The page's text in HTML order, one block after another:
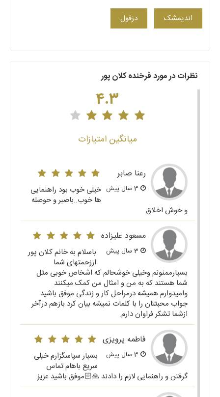
اندیمشک دزفول
نظرات در مورد فرخنده کلان پور
4.3
میانگین امتیازات
رعنا صابر
خیلی خوب بود راهنمایی
ها خوب..باصبر و حوصله
و خوش اخلاق
مسعود علیزاده
باسلام به خانم کلان پور
اززحمتهای شما
بسیارممنونم وخیلی خوشحالم که اشخاص خوبی مثل
شما هستند که به من و امثال من کمک میکنند
وامیدوارم همیشه درمراحل کار و زندگی موفق باشید
جواب محبتتان را با کلمات نمیشه بیان کرد بازهم درآخر
ازشما تشکر فراوان دارم.
فاطمه پرویزی
بسیار سپاسگزارم خیلی
سریع باهام تماس
گرفتن و راهنمایی لازم را دادند 🙏🏻موفق باشید عزیز